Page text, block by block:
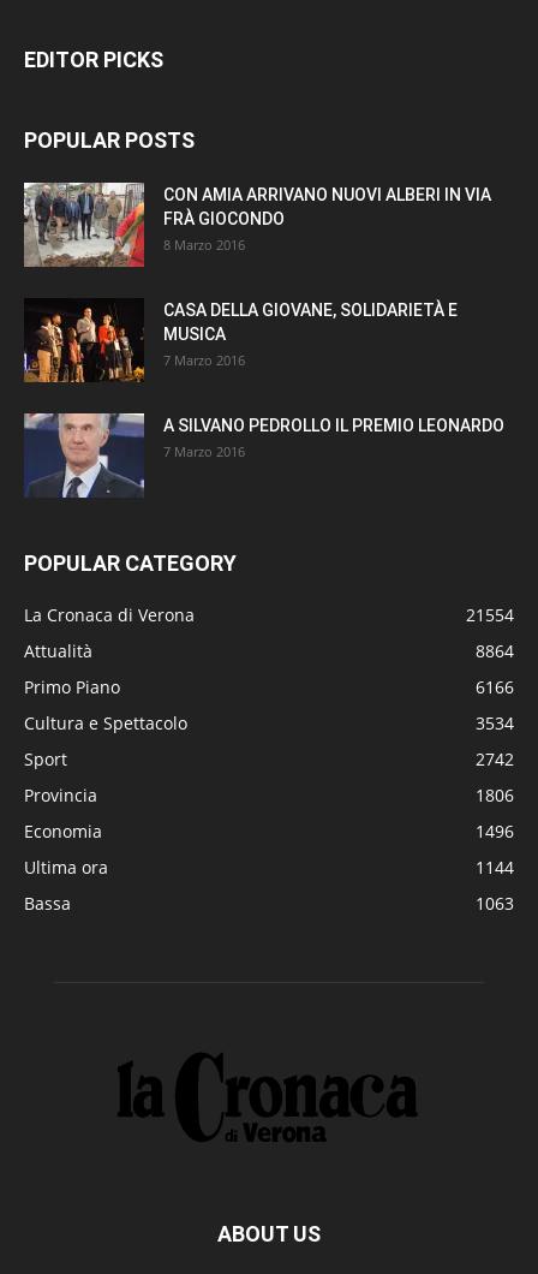
EDITOR PICKS
POPULAR POSTS
CON AMIA ARRIVANO NUOVI ALBERI IN VIA
FRÀ GIOCONDO
8 Marzo 2016
CASA DELLA GIOVANE, SOLIDARIETÀ E
MUSICA
7 Marzo 2016
A SILVANO PEDROLLO IL PREMIO LEONARDO
7 Marzo 2016
POPULAR CATEGORY
La Cronaca di Verona
21554
Attualità
8864
Primo Piano
6166
Cultura e Spettacolo
3534
Sport
2742
Provincia
1806
Economia
1496
Ultima ora
1144
Bassa
1063
ABOUT US